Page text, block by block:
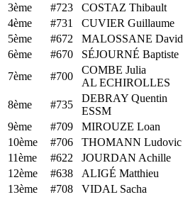
3ème
#723 COSTAZ Thibault
4ème
#731 CUVIER Guillaume
5ème
#672 MALOSSANE David
6ème
#670 SÉJOURNÉ Baptiste
7ème
#700
COMBE Julia
AL ECHIROLLES
8ème #735
DEBRAY Quentin
ESSM
9ème
#709 MIROUZE Loan
10ème
#706 THOMANN Ludovic
11ème
#622 JOURDAN Achille
12ème
#638 ALIGÉ Matthieu
13ème
#708 VIDAL Sacha